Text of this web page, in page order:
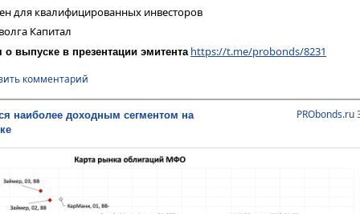
для квалифицированных инвесторов
Капитал
выпуске в презентации эмитента https://t.me/probonds/8231
комментарий
PRObonds.ru
наиболее доходным сегментом на